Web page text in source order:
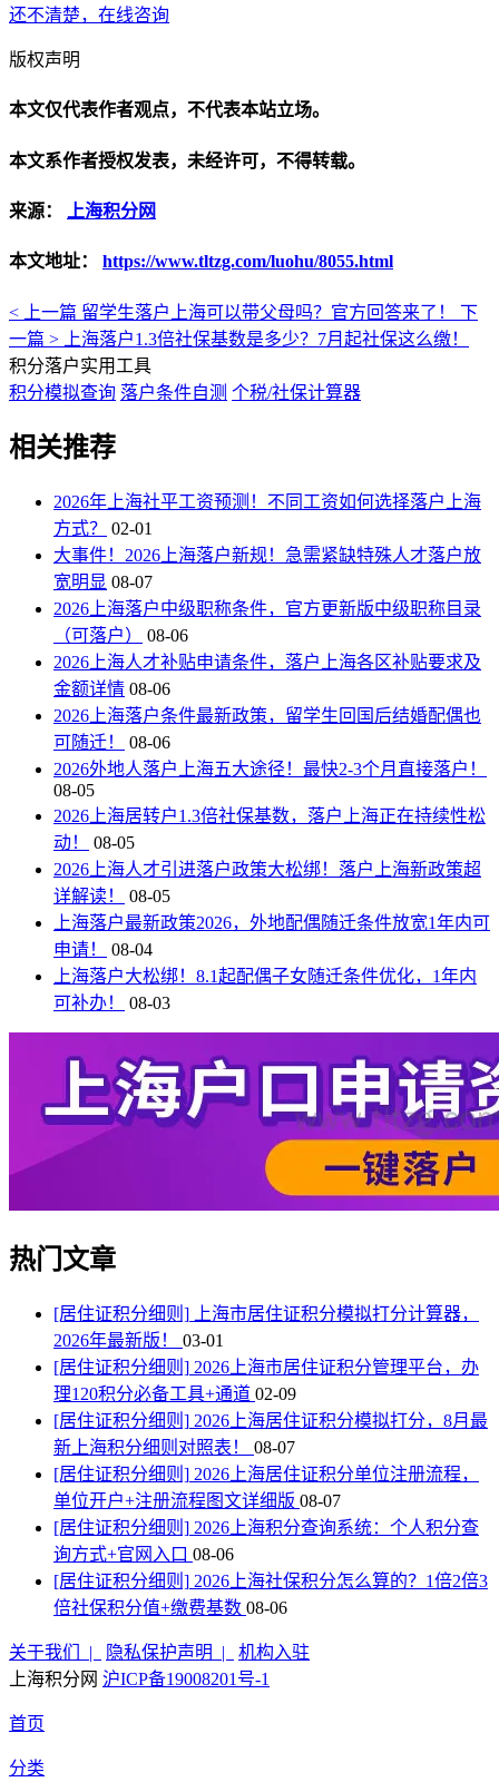
还不清楚，在线咨询
版权声明
本文仅代表作者观点，不代表本站立场。
本文系作者授权发表，未经许可，不得转载。
来源： 上海积分网
本文地址： https://www.tltzg.com/luohu/8055.html
< 上一篇 留学生落户上海可以带父母吗？官方回答来了！ 下
一篇 >
上海落户1.3倍社保基数是多少？7月起社保这么缴！
积分落户实用工具
积分模拟查询 落户条件自测 个税/社保计算器
相关推荐
2026年上海社平工资预测！不同工资如何选择落户上海
方式？
02-01
大事件！2026上海落户新规！急需紧缺特殊人才落户放
宽明显 08-07
2026上海落户中级职称条件，官方更新版中级职称目录
（可落户）
08-06
2026上海人才补贴申请条件，落户上海各区补贴要求及
金额详情 08-06
2026上海落户条件最新政策，留学生回国后结婚配偶也
可随迁！
08-06
2026外地人落户上海五大途径！最快2-3个月直接落户！
08-05
2026上海居转户1.3倍社保基数，落户上海正在持续性松
动！
08-05
2026上海人才引进落户政策大松绑！落户上海新政策超
详解读！
08-05
上海落户最新政策2026，外地配偶随迁条件放宽1年内可
申请！
08-04
上海落户大松绑！8.1起配偶子女随迁条件优化，1年内
可补办！
08-03
热门文章
[居住证积分细则] 上海市居住证积分模拟打分计算器，
2026年最新版！ 03-01
[居住证积分细则] 2026上海市居住证积分管理平台，办
理120积分必备工具+通道 02-09
[居住证积分细则] 2026上海居住证积分模拟打分，8月最
新上海积分细则对照表！ 08-07
[居住证积分细则] 2026上海居住证积分单位注册流程，
单位开户+注册流程图文详细版 08-07
[居住证积分细则] 2026上海积分查询系统：个人积分查
询方式+官网入口 08-06
[居住证积分细则] 2026上海社保积分怎么算的？1倍2倍3
倍社保积分值+缴费基数 08-06
关于我们 | 隐私保护声明 |
机构入驻
上海积分网 沪ICP备19008201号-1
首页
分类